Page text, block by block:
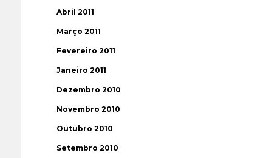
Abril 2011
Março 2011
Fevereiro 2011
Janeiro 2011
Dezembro 2010
Novembro 2010
Outubro 2010
Setembro 2010